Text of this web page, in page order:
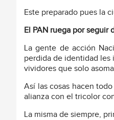
Este preparado pues la
El PAN ruega por seguir
La gente de acción
perdida de identidad les
vividores que solo
Así las cosas hacen
alianza con el tricolor
La misma de siempre,